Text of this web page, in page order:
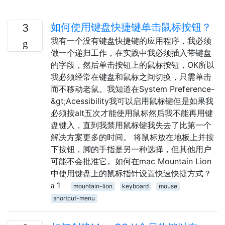
3 如何使用键盘快捷键单击鼠标按钮？
我有一个没有键盘快捷键的应用程序，我必须
做一个递归工作，在实践中我必须插入带键盘
的字段，然后单击按钮上的鼠标按钮，OK所以
我必须经常在键盘和鼠标之间切换，只需单击
而不移动老鼠。我知道在System Preference-
&gt;Acessibility我可以启用鼠标键但是如果我
必须按alt五次才能使用鼠标然后我不能再用键
盘键入，直到我禁用鼠标键我失去了比第一个
解决方案更多的时间。 将鼠标放在地板上并按
下按钮，脚的手指是另一种选择，但其他用户
可能不会批准它。如何在mac Mountain Lion
中使用键盘上的鼠标指针设置快速快捷方式？
1
mountain-lion keyboard
mouse
shortcut-menu